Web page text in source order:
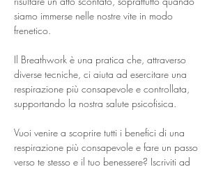
siamo immerse nelle nostre vite in modo
frenetico.
Il Breathwork è una pratica che, attraverso
diverse tecniche, ci aiuta ad esercitare una
respirazione più consapevole e controllata,
supportando la nostra salute psicofisica.
Vuoi venire a scoprire tutti i benefici di una
respirazione più consapevole e fare un passo
verso te stesso e il tuo benessere? Iscriviti ad